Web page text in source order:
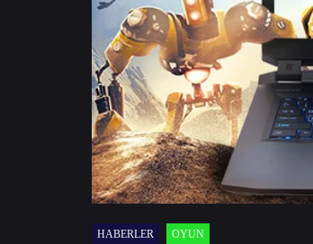
HABERLER OYUN